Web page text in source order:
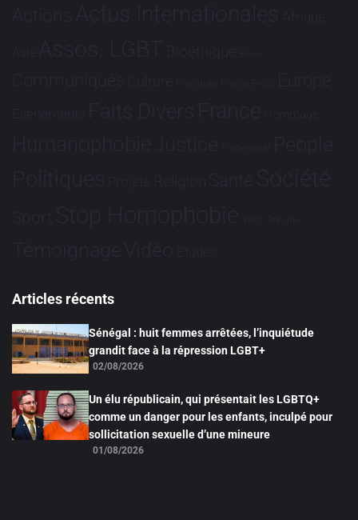
Actions Actus Internationales Afrique
Asie Assos. LGBT Bioéthique Brève
Communiqués Culture Dialogues France-Brésil Europe
Evénements Faits Divers France Hommage
HumanophobieJustice Partenariat People
Politiques Projets Religion Santé Société
Sport Stop Homophobie Tech Tribune
TémoignageVidéo Études
Articles récents
Sénégal : huit femmes arrêtées, l’inquiétude
grandit face à la répression LGBT+
02/08/2026
Un élu républicain, qui présentait les LGBTQ+
comme un danger pour les enfants, inculpé pour
sollicitation sexuelle d’une mineure
01/08/2026